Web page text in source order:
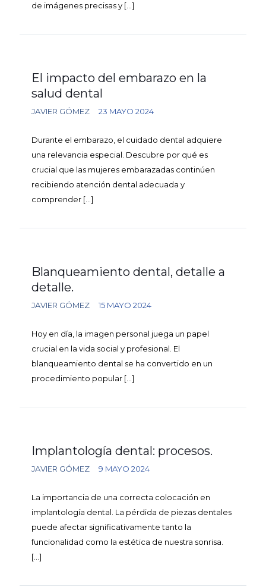
de imágenes precisas y […]
JAVIER GÓMEZ 23 MAYO 2024
El impacto del embarazo en la
salud dental
Durante el embarazo, el cuidado dental adquiere
una relevancia especial. Descubre por qué es
crucial que las mujeres embarazadas continúen
recibiendo atención dental adecuada y
comprender […]
JAVIER GÓMEZ 15 MAYO 2024
Blanqueamiento dental, detalle a
detalle.
Hoy en día, la imagen personal juega un papel
crucial en la vida social y profesional. El
blanqueamiento dental se ha convertido en un
procedimiento popular […]
JAVIER GÓMEZ 9 MAYO 2024
Implantología dental: procesos.
La importancia de una correcta colocación en
implantología dental. La pérdida de piezas dentales
puede afectar significativamente tanto la
funcionalidad como la estética de nuestra sonrisa.
[…]